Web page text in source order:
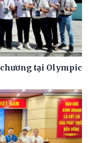
tại Olympic